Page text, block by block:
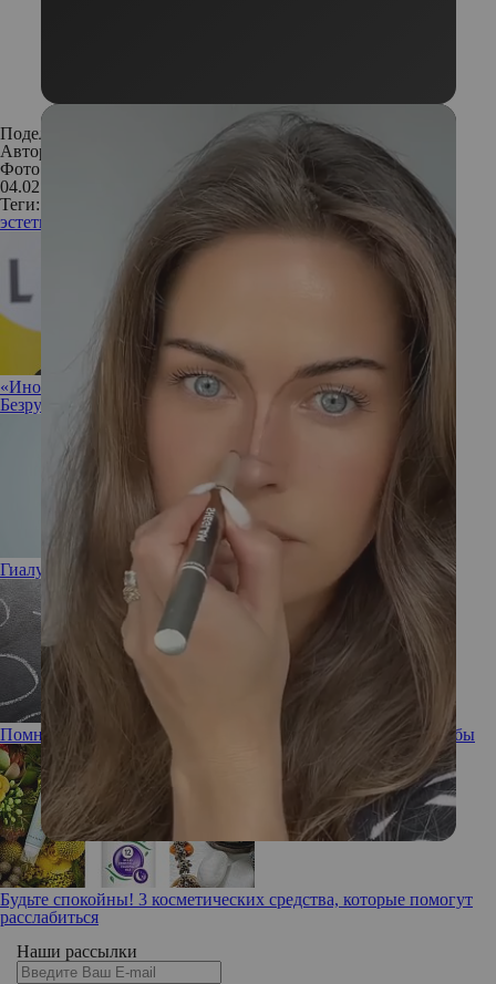
Поделиться:
Автор:
Фото: Istockphoto
04.02.2020
Теги:
эстетическая медицина косметикататуировки
«Иногда полезно разрешить себе ничего не делать»: Ирина
Безрукова не против прокрастинации
Гиалуроновая кислота: полезна или вредна
Помнишь ли ты: забывчивость, ее причины и способы борьбы
Будьте спокойны! 3 косметических средства, которые помогут
расслабиться
Наши рассылки